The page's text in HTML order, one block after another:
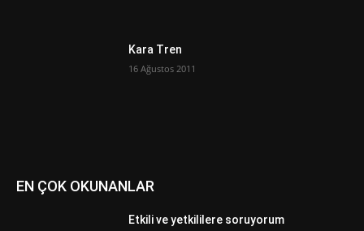
Kara Tren
16 Ağustos 2011
EN ÇOK OKUNANLAR
Etkili ve yetkililere soruyorum